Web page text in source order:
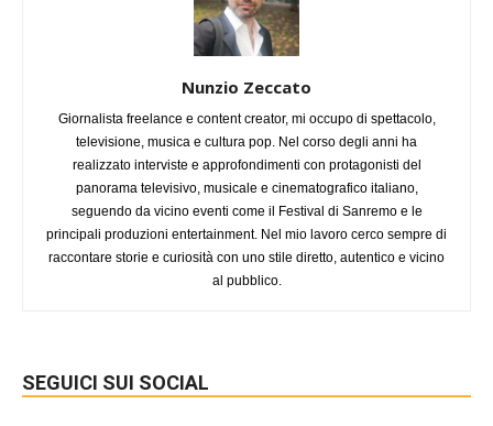
Nunzio Zeccato
Giornalista freelance e content creator, mi occupo di spettacolo,
televisione, musica e cultura pop. Nel corso degli anni ha
realizzato interviste e approfondimenti con protagonisti del
panorama televisivo, musicale e cinematografico italiano,
seguendo da vicino eventi come il Festival di Sanremo e le
principali produzioni entertainment. Nel mio lavoro cerco sempre di
raccontare storie e curiosità con uno stile diretto, autentico e vicino
al pubblico.
SEGUICI SUI SOCIAL